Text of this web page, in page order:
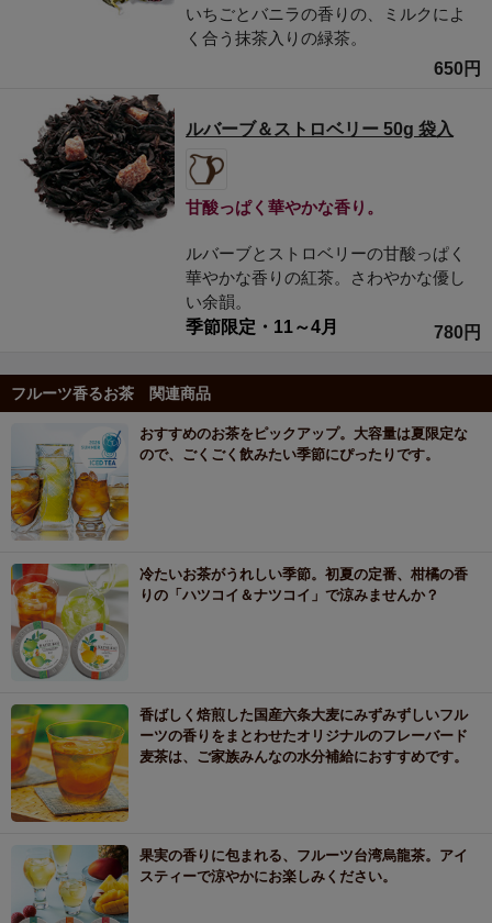
いちごとバニラの香りの、ミルクによ
く合う抹茶入りの緑茶。
650円
ルバーブ＆ストロベリー 50g 袋入
甘酸っぱく華やかな香り。
ルバーブとストロベリーの甘酸っぱく
華やかな香りの紅茶。さわやかな優し
い余韻。
季節限定・11～4月
780円
フルーツ香るお茶 関連商品
おすすめのお茶をピックアップ。大容量は夏限定な
ので、ごくごく飲みたい季節にぴったりです。
冷たいお茶がうれしい季節。初夏の定番、柑橘の香
りの「ハツコイ＆ナツコイ」で涼みませんか？
香ばしく焙煎した国産六条大麦にみずみずしいフル
ーツの香りをまとわせたオリジナルのフレーバード
麦茶は、ご家族みんなの水分補給におすすめです。
果実の香りに包まれる、フルーツ台湾烏龍茶。アイ
スティーで涼やかにお楽しみください。